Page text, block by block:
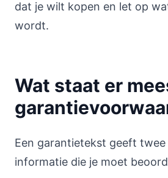
dat je wilt kopen en let op
wordt.
Wat staat er
Een garantietekst geeft
informatie die je moet